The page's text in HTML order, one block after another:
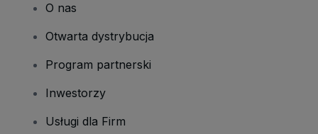
O nas
Otwarta dystrybucja
Program partnerski
Inwestorzy
Usługi dla Firm